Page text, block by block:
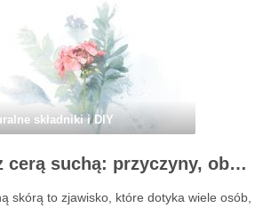
składniki i DIY
Problemy z cerą suchą: przyczyny, objawy i skuteczna pielęgnacja
skórą to zjawisko, które dotyka wiele osób,